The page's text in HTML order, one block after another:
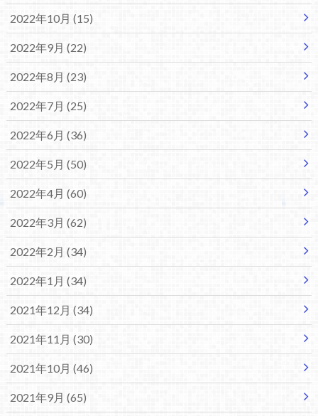
2022年10月 (15)
2022年9月 (22)
2022年8月 (23)
2022年7月 (25)
2022年6月 (36)
2022年5月 (50)
2022年4月 (60)
2022年3月 (62)
2022年2月 (34)
2022年1月 (34)
2021年12月 (34)
2021年11月 (30)
2021年10月 (46)
2021年9月 (65)